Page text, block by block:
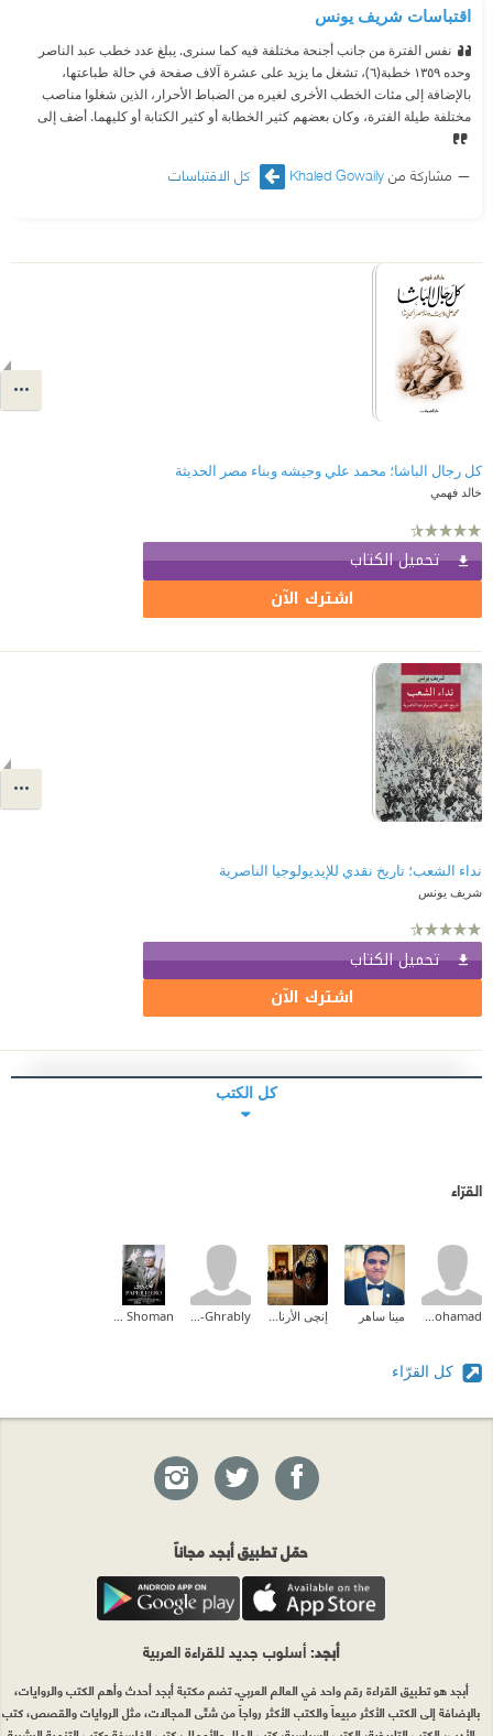
اقتباسات شريف يونس
نفس الفترة من جانب أجنحة مختلفة فيه كما سنرى. يبلغ عدد خطب عبد الناصر
وحده ١٣٥٩ خطبة‏‏(٦)‏‏، تشغل ما يزيد على عشرة آلاف صفحة في حالة طباعتها،
بالإضافة إلى مئات الخطب الأخرى لغيره من الضباط الأحرار، الذين شغلوا مناصب
مختلفة طيلة الفترة، وكان بعضهم كثير الخطابة أو كثير الكتابة أو كليهما. أضف إلى
مشاركة منKhaled Gowaily كل الاقتباسات
كل رجال الباشا؛ محمد علي وجيشه وبناء مصر الحديثة
خالد فهمي
تحميل الكتاب
اشترك الآن
نداء الشعب؛ تاريخ نقدي للإيديولوجيا الناصرية
شريف يونس
تحميل الكتاب
اشترك الآن
كل الكتب
القرّاء
مينا ساهر
كل القرّاء
حمّل تطبيق أبجد مجاناً
أبجد: أسلوب جديد للقراءة العربية
أبجد هو تطبيق القراءة رقم واحد في العالم العربي. تضم مكتبة أبجد أحدث وأهم الكتب والروايات،
بالإضافة إلى الكتب الأكثر مبيعاً والكتب الأكثر رواجاً من شتّى المجالات، مثل الروايات والقصص، كتب